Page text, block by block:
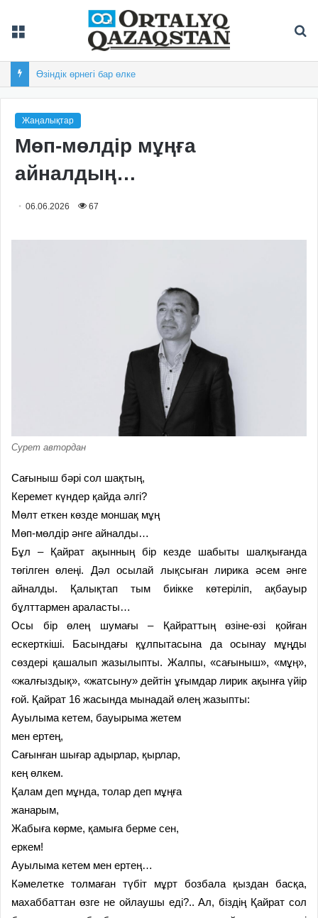
Жаңалықтар
Мөп-мөлдір мұңға
айналдың…
06.06.2026 67
Сурет автордан
Сағыныш бәрі сол шақтың,
Керемет күндер қайда әлгі?
Мөлт еткен көзде моншақ мұң
Мөп-мөлдір әнге айналды…
Бұл – Қайрат ақынның бір кезде шабыты шалқығанда
төгілген өлеңі. Дәл осылай лықсыған лирика әсем әнге
айналды. Қалықтап тым биікке көтеріліп, ақбауыр
бұлттармен араласты…
Осы бір өлең шумағы – Қайраттың өзіне-өзі қойған
ескерткіші. Басындағы құлпытасына да осынау мұңды
сөздері қашалып жазылыпты. Жалпы, «сағыныш», «мұң»,
«жалғыздық», «жатсыну» дейтін ұғымдар лирик ақынға үйір
ғой. Қайрат 16 жасында мынадай өлең жазыпты:
Ауылыма кетем, бауырыма жетем
мен ертең,
Сағынған шығар адырлар, қырлар,
кең өлкем.
Қалам деп мұнда, толар деп мұңға
жанарым,
Жабыға көрме, қамыға берме сен,
еркем!
Ауылыма кетем мен ертең…
Кәмелетке толмаған түбіт мұрт бозбала қыздан басқа,
махаббаттан өзге не ойлаушы еді?.. Ал, біздің Қайрат сол